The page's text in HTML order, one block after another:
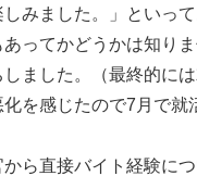
しみました。」といっ
ってかどうかは知り
ました。（最終的に
を感じたので7月で就
ら直接バイト経験に